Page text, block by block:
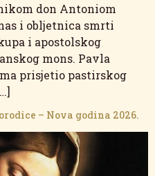
don Antoniom
i obljetnica smrti
i apostolskog
mons. Pavla
prisjetio pastirskog
– Nova godina 2026.